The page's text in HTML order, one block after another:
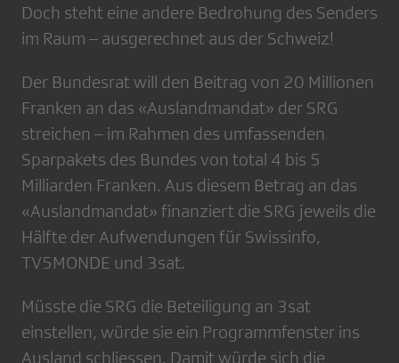
Doch steht eine andere Bedrohung des Senders
im Raum – ausgerechnet aus der Schweiz!
Der Bundesrat will den Beitrag von 20 Millionen
Franken an das «Auslandmandat» der SRG
streichen – im Rahmen des umfassenden
Sparpakets des Bundes von total 4 bis 5
Milliarden Franken. Aus diesem Betrag an das
«Auslandmandat» finanziert die SRG jeweils die
Hälfte der Aufwendungen für Swissinfo,
TV5MONDE und 3sat.
Müsste die SRG die Beteiligung an 3sat
einstellen, würde sie ein Programmfenster ins
Ausland schliessen. Damit würde sich die